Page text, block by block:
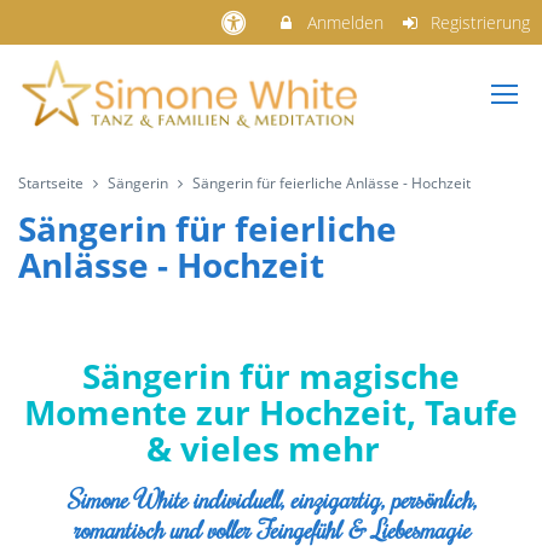
Anmelden Registrierung
Startseite Sängerin Sängerin für feierliche Anlässe - Hochzeit
Sängerin für feierliche
Anlässe - Hochzeit
Sängerin für magische
Momente zur Hochzeit, Taufe
& vieles mehr
Simone White individuell, einzigartig, persönlich,
romantisch und voller Feingefühl & Liebesmagie